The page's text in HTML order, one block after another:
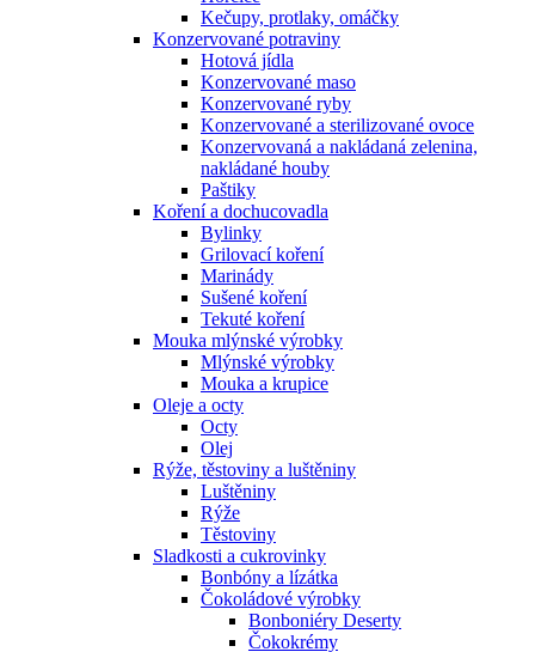
Kečupy, protlaky, omáčky
Konzervované potraviny
Hotová jídla
Konzervované maso
Konzervované ryby
Konzervované a sterilizované ovoce
Konzervovaná a nakládaná zelenina,
nakládané houby
Paštiky
Koření a dochucovadla
Bylinky
Grilovací koření
Marinády
Sušené koření
Tekuté koření
Mouka mlýnské výrobky
Mlýnské výrobky
Mouka a krupice
Oleje a octy
Octy
Olej
Rýže, těstoviny a luštěniny
Luštěniny
Rýže
Těstoviny
Sladkosti a cukrovinky
Bonbóny a lízátka
Čokoládové výrobky
Bonboniéry Deserty
Čokokrémy